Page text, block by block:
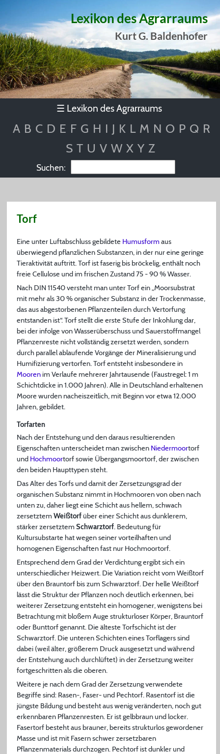
Lexikon des Agrarraums
Kurt G. Baldenhofer
☰ Lexikon des Agrarraums
A B C D E F G H I J K L M N O P Q R
S T U V W X Y Z
Suchen:
Torf
Eine unter Luftabschluss gebildete Humusform aus
überwiegend pflanzlichen Substanzen, in der nur eine geringe
Tieraktivität auftritt. Torf ist faserig bis bröckelig, enthält noch
freie Cellulose und im frischen Zustand 75 - 90 % Wasser.
Nach DIN 11540 versteht man unter Torf ein „Moorsubstrat
mit mehr als 30 % organischer Substanz in der Trockenmasse,
das aus abgestorbenen Pflanzenteilen durch Vertorfung
entstanden ist“. Torf stellt die erste Stufe der Inkohlung dar,
bei der infolge von Wasserüberschuss und Sauerstoffmangel
Pflanzenreste nicht vollständig zersetzt werden, sondern
durch parallel ablaufende Vorgänge der Mineralisierung und
Humifizierung vertorfen. Torf entsteht insbesondere in
Moorenim Verlaufe mehrerer Jahrtausende (Faustregel: 1 m
Schichtdicke in 1.000 Jahren). Alle in Deutschland erhaltenen
Moore wurden nacheiszeitlich, mit Beginn vor etwa 12.000
Jahren, gebildet.
Torfarten
Nach der Entstehung und den daraus resultierenden
Eigenschaften unterscheidet man zwischen Niedermoortorf
und Hochmoortorf sowie Übergangsmoortorf, der zwischen
den beiden Haupttypen steht.
Das Alter des Torfs und damit der Zersetzungsgrad der
organischen Substanz nimmt in Hochmooren von oben nach
unten zu, daher liegt eine Schicht aus hellem, schwach
zersetztem Weißtorfüber einer Schicht aus dunklerem,
stärker zersetztem Schwarztorf. Bedeutung für
Kultursubstarte hat wegen seiner vorteilhaften und
homogenen Eigenschaften fast nur Hochmoortorf.
Entsprechend dem Grad der Verdichtung ergibt sich ein
unterschiedlicher Heizwert. Die Variation reicht vom Weißtorf
über den Brauntorf bis zum Schwarztorf. Der helle Weißtorf
lässt die Struktur der Pflanzen noch deutlich erkennen, bei
weiterer Zersetzung entsteht ein homogener, wenigstens bei
Betrachtung mit bloßem Auge strukturloser Körper, Brauntorf
oder Bunttorf genannt. Die älteste Torfschicht ist der
Schwarztorf. Die unteren Schichten eines Torflagers sind
dabei (weil älter, größerem Druck ausgesetzt und während
der Entstehung auch durchlüftet) in der Zersetzung weiter
fortgeschritten als die oberen.
Weitere je nach dem Grad der Zersetzung verwendete
Begriffe sind: Rasen-, Faser- und Pechtorf. Rasentorf ist die
jüngste Bildung und besteht aus wenig veränderten, noch gut
erkennbaren Pflanzenresten. Er ist gelbbraun und locker.
Fasertorf besteht aus brauner, bereits strukturlos gewordener
Masse und ist mit Fasern schwer zersetzbaren
Pflanzenmaterials durchzogen. Pechtorf ist dunkler und